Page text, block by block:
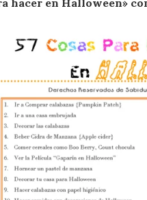
hacer en Halloween»